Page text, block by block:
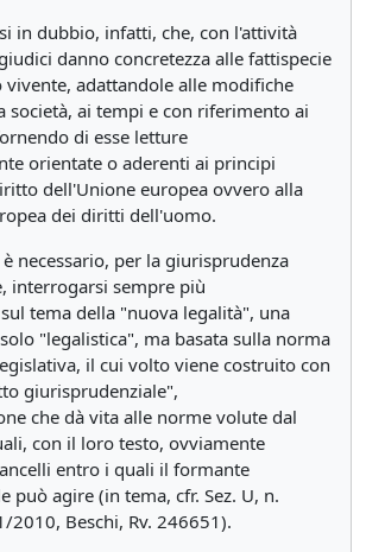
in dubbio, infatti, che, con l'attività
danno concretezza alle fattispecie
adattandole alle modifiche
società, ai tempi e con riferimento ai
di esse letture
orientate o aderenti ai principi
dell'Unione europea ovvero alla
dei diritti dell'uomo.
necessario, per la giurisprudenza
interrogarsi sempre più
tema della "nuova legalità", una
"legalistica", ma basata sulla norma
il cui volto viene costruito con
giurisprudenziale",
che dà vita alle norme volute dal
con il loro testo, ovviamente
entro i quali il formante
può agire (in tema, cfr. Sez. U, n.
2010, Beschi, Rv. 246651).